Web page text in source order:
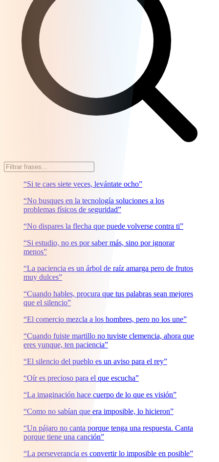
“Si te caes siete veces, levántate ocho”
“No busques en la tecnología soluciones a los
problemas físicos de seguridad”
“No dispares la flecha que puede volverse contra ti”
“Si estudio, no es por saber más, sino por ignorar
menos”
“La paciencia es un árbol de raíz amarga pero de frutos
muy dulces”
“Cuando hables, procura que tus palabras sean mejores
que el silencio”
“El comercio mezcla a los hombres, pero no los une”
“Cuando fuiste martillo no tuviste clemencia, ahora que
eres yunque, ten paciencia”
“El silencio del pueblo es un aviso para el rey”
“Oír es precioso para el que escucha”
“La imaginación hace cuerpo de lo que es visión”
“Como no sabían que era imposible, lo hicieron”
“Un pájaro no canta porque tenga una respuesta. Canta
porque tiene una canción”
“La perseverancia es convertir lo imposible en posible”